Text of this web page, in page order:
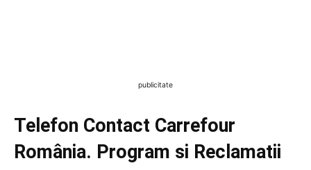
publicitate
Telefon Contact Carrefour
România. Program si Reclamatii